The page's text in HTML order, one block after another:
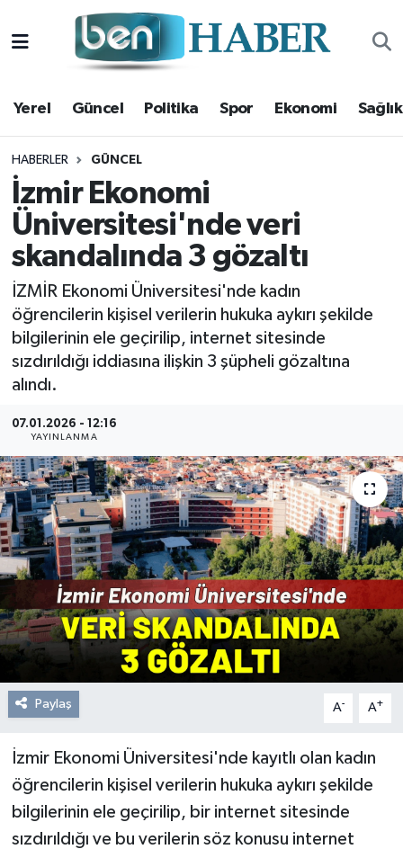
Yerel Güncel Politika Spor Ekonomi Sağlık
HABERLER GÜNCEL
İzmir Ekonomi
Üniversitesi'nde veri
skandalında 3 gözaltı
İZMİR Ekonomi Üniversitesi'nde kadın
öğrencilerin kişisel verilerin hukuka aykırı şekilde
bilgilerinin ele geçirilip, internet sitesinde
sızdırıldığı iddiasına ilişkin 3 şüpheli gözaltına
alındı.
07.01.2026 - 12:16
YAYINLANMA
Paylaş A- A+
İzmir Ekonomi Üniversitesi'nde kayıtlı olan kadın
öğrencilerin kişisel verilerin hukuka aykırı şekilde
bilgilerinin ele geçirilip, bir internet sitesinde
sızdırıldığı ve bu verilerin söz konusu internet
Yerel
Güncel
Politika
Spor
Ekonomi
Sağlık
Magazin
Kültür Sanat
Resmi Reklam
Röportajlar
Hava Durumu
Trafik Durumu
Süper Lig Puan Durumu ve Fikstür
Tüm Manşetler
Son Dakika Haberleri
Haber Arşivi